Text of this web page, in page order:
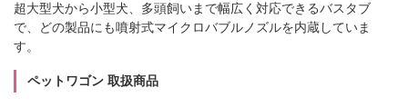
超大型犬から小型犬、多頭飼いまで幅広く対応できるバスタブ
で、どの製品にも噴射式マイクロバブルノズルを内蔵していま
す。
ペットワゴン 取扱商品